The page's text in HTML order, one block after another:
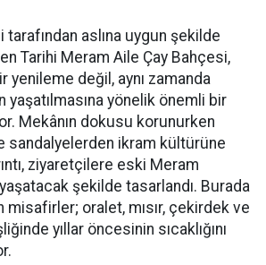
aslına uygun şekilde
Tarihi Meram Aile Çay Bahçesi,
değil, aynı zamanda
yaşatılmasına yönelik önemli bir
Mekânın dokusu korunurken
sandalyelerden ikram kültürüne
ziyaretçilere eski Meram
şekilde tasarlandı. Burada
misafirler; oralet, mısır, çekirdek ve
yıllar öncesinin sıcaklığını